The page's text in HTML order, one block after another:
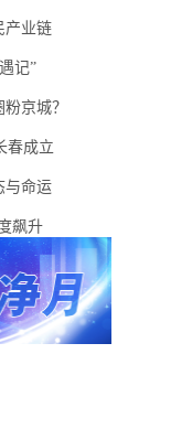
产业链
记”
京城？
春成立
与命运
飙升